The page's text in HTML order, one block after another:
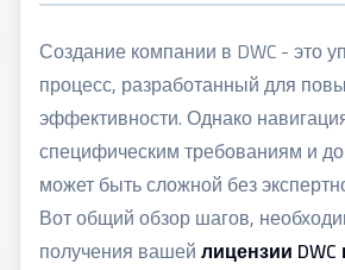
Создание компании в DWC - это
процесс, разработанный для
эффективности. Однако
специфическим требованиям и
может быть сложной без
Вот общий обзор шагов,
получения вашейлицензии